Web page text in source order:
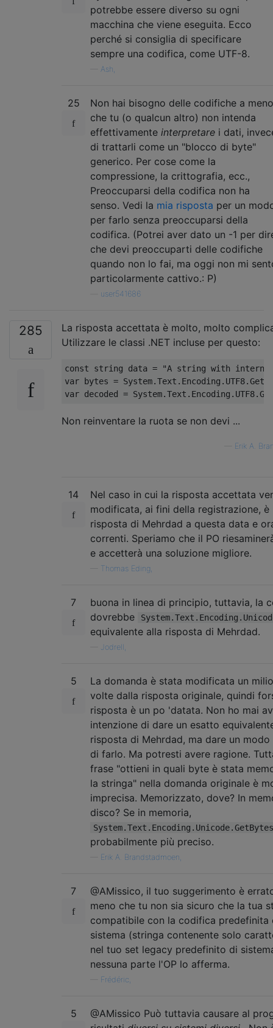
potrebbe essere diverso su ogni
macchina che viene eseguita. Ecco
perché si consiglia di specificare
sempre una codifica, come UTF-8.
Ash,
25
Non hai bisogno delle codifiche a meno
che tu (o qualcun altro) non intenda
effettivamente interpretare i dati,
di trattarli come un "blocco di byte"
generico. Per cose come la
compressione, la crittografia, ecc.,
Preoccuparsi della codifica non ha
senso. Vedi la mia risposta per un
per farlo senza preoccuparsi della
codifica. (Potrei aver dato un -1 per
che devi preoccuparti delle codifiche
quando non lo fai, ma oggi non mi
particolarmente cattivo.: P)
user541686
285
La risposta accettata è molto, molto
Utilizzare le classi .NET incluse per questo:
const string data =
"A string with
var bytes = System.Text . Encoding . UTF8.
var decoded = System.Text . Encoding . UTF8.
Non reinventare la ruota se non devi ...
Erik A.
14
Nel caso in cui la risposta accettata
modificata, ai fini della registrazione, è
risposta di Mehrdad a questa data e
correnti. Speriamo che il PO
e accetterà una soluzione migliore.
Thomas Eding,
7
buona in linea di principio, tuttavia, la
dovrebbe
equivalente alla risposta di Mehrdad.
Jodrell,
5
La domanda è stata modificata un
volte dalla risposta originale, quindi
risposta è un po 'datata. Non ho mai
intenzione di dare un esatto
risposta di Mehrdad, ma dare un modo
di farlo. Ma potresti avere ragione.
frase "ottieni in quali byte è stata
la stringa" nella domanda originale è
imprecisa. Memorizzato, dove? In
disco? Se in memoria,
System.Text.Encoding.Unicode.GetBytes
probabilmente più preciso.
Erik A. Brandstadmoen,
7
@AMissico, il tuo suggerimento è
meno che tu non sia sicuro che la tua
compatibile con la codifica predefinita
sistema (stringa contenente solo
nel tuo set legacy predefinito di
nessuna parte l'OP lo afferma.
Frédéric,
5
@AMissico Può tuttavia causare al